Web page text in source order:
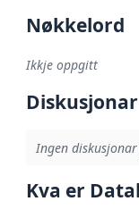
Nøkkelord
Ikkje oppgitt
Ingen
Kva er